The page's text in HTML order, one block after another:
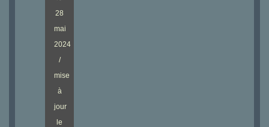
28
mai
2024
/
mise
à
jour
le